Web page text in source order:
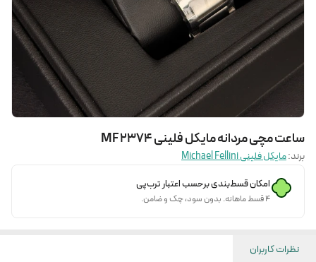
ساعت مچی مردانه مایکل فلینی MF 2374
برند:مایکل فلینی Michael Fellini
امکان قسط‌بندی برحسب اعتبار ترب‌پی
۴ قسط ماهانه. بدون سود، چک و ضامن.
نظرات کاربران